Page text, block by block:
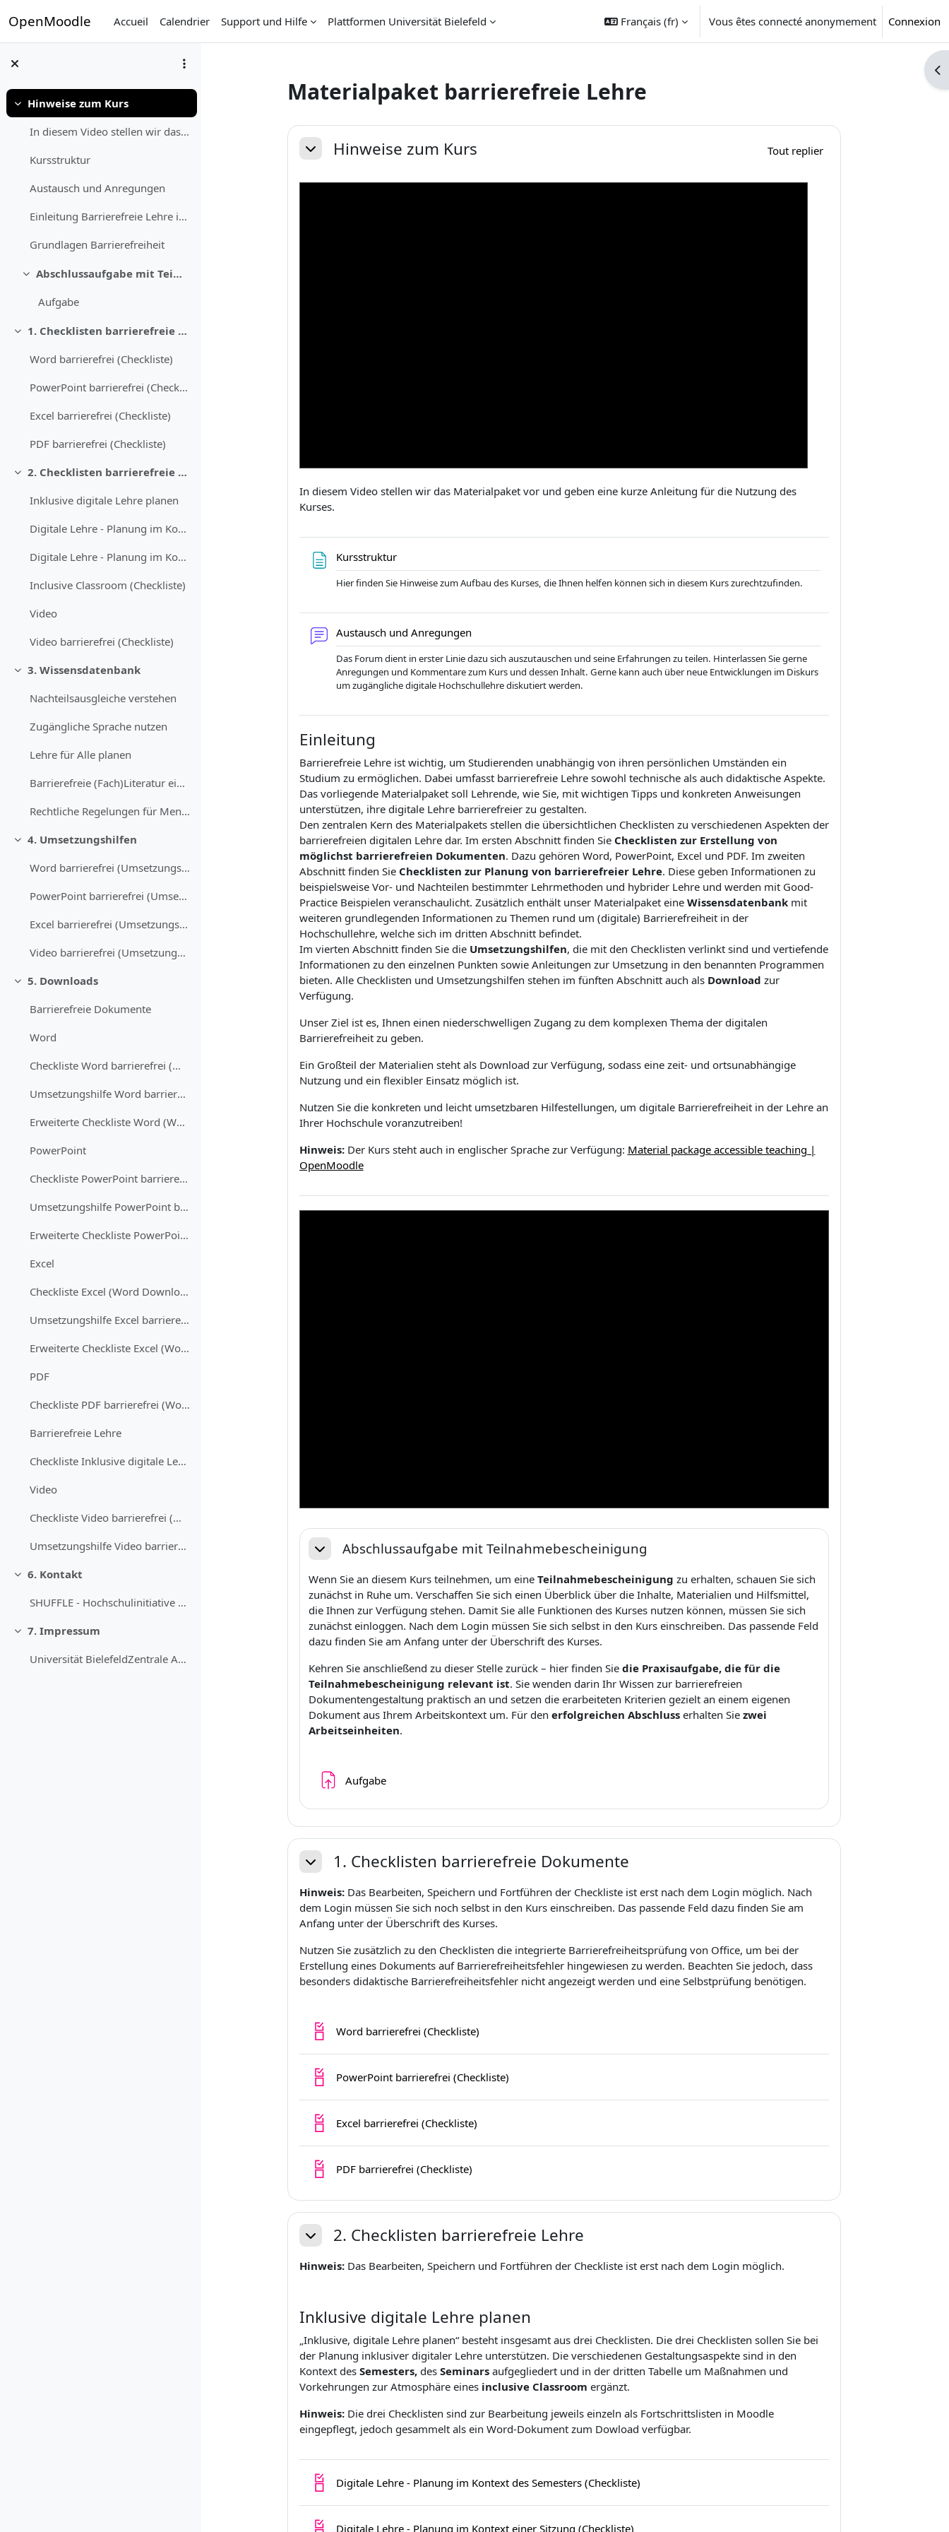
OpenMoodle Accueil Calendrier Support und Hilfe Plattformen Universität Bielefeld Français ‎(fr)‎ Vous êtes connecté anonymement Connexion
Replier
Hinweise zum Kurs
In diesem Video stellen wir das Materialpaket vor ...
Kursstruktur
Austausch und Anregungen
Einleitung Barrierefreie Lehre ist wichtig, um Stu...
Grundlagen Barrierefreiheit
Replier
Abschlussaufgabe mit Teilnahmebescheinigung
Aufgabe
Replier
1. Checklisten barrierefreie Dokumente
Word barrierefrei (Checkliste)
PowerPoint barrierefrei (Checkliste)
Excel barrierefrei (Checkliste)
PDF barrierefrei (Checkliste)
Replier
2. Checklisten barrierefreie Lehre
Inklusive digitale Lehre planen
Digitale Lehre - Planung im Kontext des Semesters (Checkliste)
Digitale Lehre - Planung im Kontext einer Sitzung (Checkliste)
Inclusive Classroom (Checkliste)
Video
Video barrierefrei (Checkliste)
Replier
3. Wissensdatenbank
Nachteilsausgleiche verstehen
Zugängliche Sprache nutzen
Lehre für Alle planen
Barrierefreie (Fach)Literatur einsetzen
Rechtliche Regelungen für Menschen mit Behinderungen und/oder chronischen Erkrankungen
Replier
4. Umsetzungshilfen
Word barrierefrei (Umsetzungshilfe)
PowerPoint barrierefrei (Umsetzungshilfe)
Excel barrierefrei (Umsetzungshilfe)
Video barrierefrei (Umsetzungshilfe)
Replier
5. Downloads
Barrierefreie Dokumente
Word
Checkliste Word barrierefrei (Word Download)
Umsetzungshilfe Word barrierefrei (Word Download)
Erweiterte Checkliste Word (Word Download)
PowerPoint
Checkliste PowerPoint barrierefrei (Word Download)
Umsetzungshilfe PowerPoint barrierefrei (Word Download)
Erweiterte Checkliste PowerPoint (Word Dokument)
Excel
Checkliste Excel (Word Download)
Umsetzungshilfe Excel barrierefrei (Word Download)
Erweiterte Checkliste Excel (Word Dokument)
PDF
Checkliste PDF barrierefrei (Word Download)
Barrierefreie Lehre
Checkliste Inklusive digitale Lehre planen (Word Download)
Video
Checkliste Video barrierefrei (Word Download)
Umsetzungshilfe Video barrierefrei
Replier
6. Kontakt
SHUFFLE - Hochschulinitiative digitale Barrierefre...
Replier
7. Impressum
Universität BielefeldZentrale Anlaufstelle Barrier...
Materialpaket barrierefreie Lehre
Résumé de section
ReplierHinweise zum Kurs Tout replier
In diesem Video stellen wir das Materialpaket vor und geben eine kurze Anleitung für die Nutzung des
Kurses.
KursstrukturPage
Hier finden Sie Hinweise zum Aufbau des Kurses, die Ihnen helfen können sich in diesem Kurs zurechtzufinden.
Austausch und Anregungen
Das Forum dient in erster Linie dazu sich auszutauschen und seine Erfahrungen zu teilen. Hinterlassen Sie gerne
Anregungen und Kommentare zum Kurs und dessen Inhalt. Gerne kann auch über neue Entwicklungen im Diskurs
um zugängliche digitale Hochschullehre diskutiert werden.
Einleitung
Barrierefreie Lehre ist wichtig, um Studierenden unabhängig von ihren persönlichen Umständen ein
Studium zu ermöglichen. Dabei umfasst barrierefreie Lehre sowohl technische als auch didaktische Aspekte.
Das vorliegende Materialpaket soll Lehrende, wie Sie, mit wichtigen Tipps und konkreten Anweisungen
unterstützen, ihre digitale Lehre barrierefreier zu gestalten.
Den zentralen Kern des Materialpakets stellen die übersichtlichen Checklisten zu verschiedenen Aspekten der
barrierefreien digitalen Lehre dar. Im ersten Abschnitt finden Sie Checklisten zur Erstellung von
möglichst barrierefreien Dokumenten. Dazu gehören Word, PowerPoint, Excel und PDF. Im zweiten
Abschnitt finden Sie Checklisten zur Planung von barrierefreier Lehre. Diese geben Informationen zu
beispielsweise Vor- und Nachteilen bestimmter Lehrmethoden und hybrider Lehre und werden mit Good-
Practice Beispielen veranschaulicht. Zusätzlich enthält unser Materialpaket eine Wissensdatenbankmit
weiteren grundlegenden Informationen zu Themen rund um (digitale) Barrierefreiheit in der
Hochschullehre, welche sich im dritten Abschnitt befindet.
Im vierten Abschnitt finden Sie die Umsetzungshilfen, die mit den Checklisten verlinkt sind und vertiefende
Informationen zu den einzelnen Punkten sowie Anleitungen zur Umsetzung in den benannten Programmen
bieten. Alle Checklisten und Umsetzungshilfen stehen im fünften Abschnitt auch als Download zur
Verfügung.
Unser Ziel ist es, Ihnen einen niederschwelligen Zugang zu dem komplexen Thema der digitalen
Barrierefreiheit zu geben.
Ein Großteil der Materialien steht als Download zur Verfügung, sodass eine zeit- und ortsunabhängige
Nutzung und ein flexibler Einsatz möglich ist.
Nutzen Sie die konkreten und leicht umsetzbaren Hilfestellungen, um digitale Barrierefreiheit in der Lehre an
Ihrer Hochschule voranzutreiben!
Hinweis:Der Kurs steht auch in englischer Sprache zur Verfügung: Material package accessible teaching |
OpenMoodle
ReplierAbschlussaufgabe mit Teilnahmebescheinigung
Wenn Sie an diesem Kurs teilnehmen, um eine Teilnahmebescheinigung zu erhalten, schauen Sie sich
zunächst in Ruhe um. Verschaffen Sie sich einen Überblick über die Inhalte, Materialien und Hilfsmittel,
die Ihnen zur Verfügung stehen. Damit Sie alle Funktionen des Kurses nutzen können, müssen Sie sich
zunächst einloggen. Nach dem Login müssen Sie sich selbst in den Kurs einschreiben. Das passende Feld
dazu finden Sie am Anfang unter der Überschrift des Kurses.
Kehren Sie anschließend zu dieser Stelle zurück – hier finden Sie die Praxisaufgabe, die für die
Teilnahmebescheinigung relevant ist. Sie wenden darin Ihr Wissen zur barrierefreien
Dokumentengestaltung praktisch an und setzen die erarbeiteten Kriterien gezielt an einem eigenen
Dokument aus Ihrem Arbeitskontext um. Für den erfolgreichen Abschlusserhalten Sie zwei
Arbeitseinheiten.
AufgabeDevoir
Replier1. Checklisten barrierefreie Dokumente
Hinweis: Das Bearbeiten, Speichern und Fortführen der Checkliste ist erst nach dem Login möglich. Nach
dem Login müssen Sie sich noch selbst in den Kurs einschreiben. Das passende Feld dazu finden Sie am
Anfang unter der Überschrift des Kurses.
Nutzen Sie zusätzlich zu den Checklisten die integrierte Barrierefreiheitsprüfung von Office, um bei der
Erstellung eines Dokuments auf Barrierefreiheitsfehler hingewiesen zu werden. Beachten Sie jedoch, dass
besonders didaktische Barrierefreiheitsfehler nicht angezeigt werden und eine Selbstprüfung benötigen.
Word barrierefrei (Checkliste)Liste des tâches
PowerPoint barrierefrei (Checkliste)Liste des tâches
Excel barrierefrei (Checkliste)Liste des tâches
PDF barrierefrei (Checkliste)Liste des tâches
Replier2. Checklisten barrierefreie Lehre
Hinweis: Das Bearbeiten, Speichern und Fortführen der Checkliste ist erst nach dem Login möglich.
Inklusive digitale Lehre planen
„Inklusive, digitale Lehre planen“ besteht insgesamt aus drei Checklisten. Die drei Checklisten sollen Sie bei
der Planung inklusiver digitaler Lehre unterstützen. Die verschiedenen Gestaltungsaspekte sind in den
Kontext des Semesters, des Seminarsaufgegliedert und in der dritten Tabelle um Maßnahmen und
Vorkehrungen zur Atmosphäre eines inclusive Classroom ergänzt.
Hinweis: Die drei Checklisten sind zur Bearbeitung jeweils einzeln als Fortschrittslisten in Moodle
eingepflegt, jedoch gesammelt als ein Word-Dokument zum Dowload verfügbar.
Digitale Lehre - Planung im Kontext des Semesters (Checkliste)Liste des tâches
Digitale Lehre - Planung im Kontext einer Sitzung (Checkliste)Liste des tâches